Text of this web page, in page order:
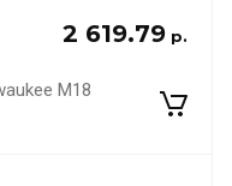
2 619.79 р.
M18